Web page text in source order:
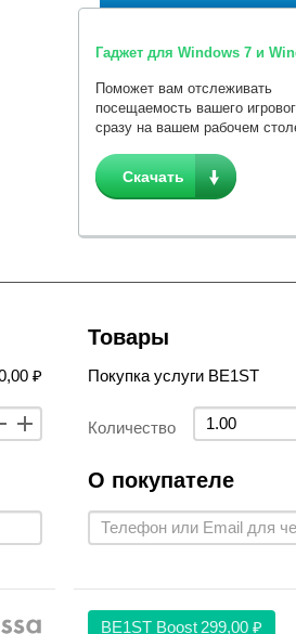
Гаджет для Windows 7 и
Поможет вам отслеживать
посещаемость вашего
сразу на вашем рабочем
Скачать
₽
Товары
Покупка услуги BE1ST
Количество
О покупателе
BE1ST Boost 299,00 ₽